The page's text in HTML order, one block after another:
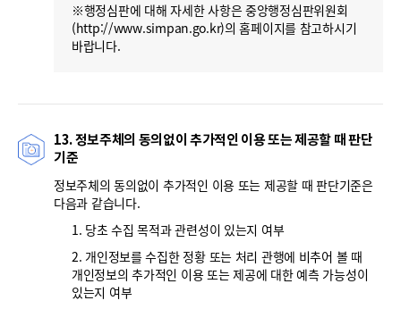
※행정심판에 대해 자세한 사항은 중앙행정심판위원회
(http://www.simpan.go.kr)의 홈페이지를 참고하시기
바랍니다.
13. 정보주체의 동의없이 추가적인 이용 또는 제공할 때 판단
기준
정보주체의 동의없이 추가적인 이용 또는 제공할 때 판단기준은
다음과 같습니다.
1. 당초 수집 목적과 관련성이 있는지 여부
2. 개인정보를 수집한 정황 또는 처리 관행에 비추어 볼 때
개인정보의 추가적인 이용 또는 제공에 대한 예측 가능성이
있는지 여부